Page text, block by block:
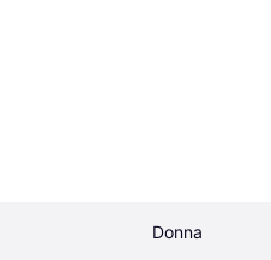
Donna